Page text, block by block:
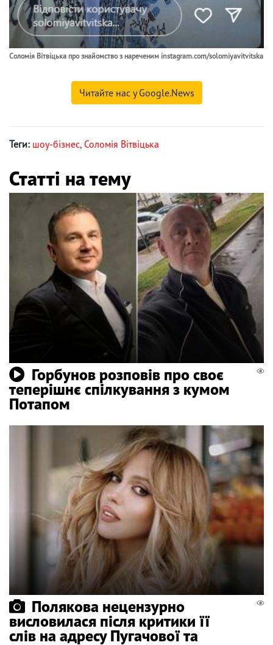
Соломія Вітвіцька про знайомство з нареченим instagram.com/solomiyavitvitska
Читайте нас у Google.News
Теги: шоу-бізнес, Соломія Вітвіцька
Статті на тему
Горбунов розповів про своє
теперішнє спілкування з кумом
Потапом
Полякова нецензурно
висловилася після критики її
слів на адресу Пугачової та